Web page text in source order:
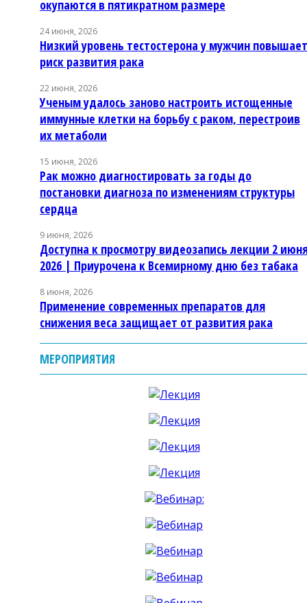
окупаются в пятикратном размере
24 июня, 2026
Низкий уровень тестостерона у мужчин повышает
риск развития рака
22 июня, 2026
Ученым удалось заново настроить истощенные
иммунные клетки на борьбу с раком, перестроив
их метаболи
15 июня, 2026
Рак можно диагностировать за годы до
постановки диагноза по изменениям структуры
сердца
9 июня, 2026
Доступна к просмотру видеозапись лекции 2
2026 | Приурочена к Всемирному дню без табака
8 июня, 2026
Применение современных препаратов для
снижения веса защищает от развития рака
МЕРОПРИЯТИЯ